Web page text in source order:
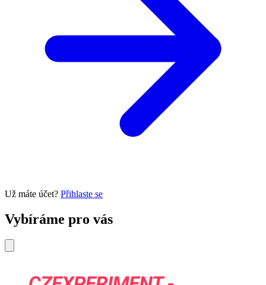
Už máte účet? Přihlaste se
Vybíráme pro vás